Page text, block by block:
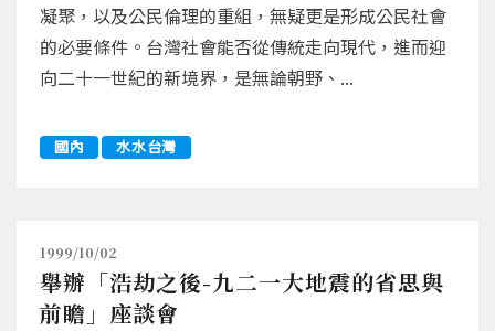
凝聚，以及公民倫理的重組，無疑更是形成公民社會
的必要條件。台灣社會能否從傳統走向現代，進而迎
向二十一世紀的新境界，是無論朝野、...
國內 水水台灣
1999/10/02
舉辦「浩劫之後-九二一大地震的省思與
前瞻」座談會